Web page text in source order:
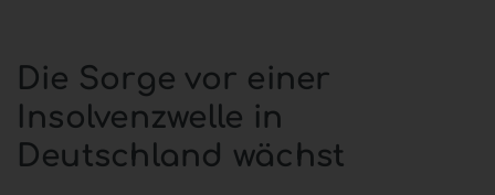
Die Sorge vor einer
Insolvenzwelle in
Deutschland wächst